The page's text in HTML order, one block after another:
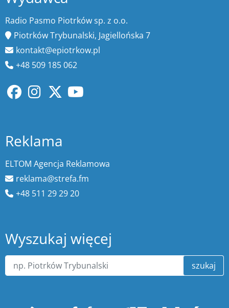
Radio Pasmo Piotrków sp. z o.o.
Piotrków Trybunalski, Jagiellońska 7
kontakt@epiotrkow.pl
+48 509 185 062
Reklama
ELTOM Agencja Reklamowa
reklama@strefa.fm
+48 511 29 29 20
Wyszukaj więcej
szukaj